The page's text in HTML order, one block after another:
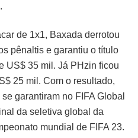
de 1x1, Baxada derrotou
pênaltis e garantiu o título
US$ 35 mil. Já PHzin ficou
25 mil. Com o resultado,
garantiram no FIFA Global
da seletiva global da
mundial de FIFA 23.